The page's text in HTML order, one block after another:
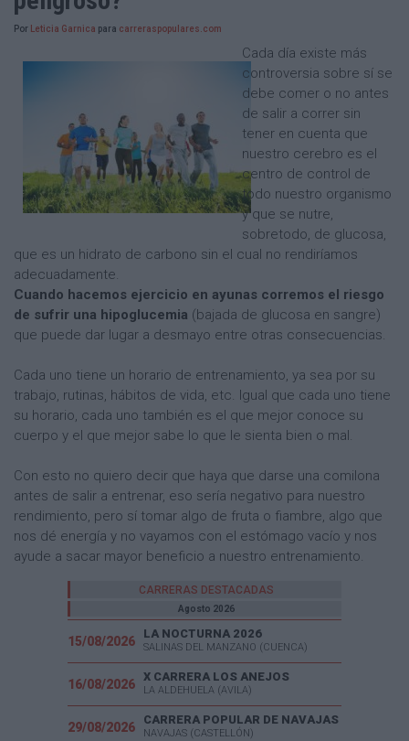
Por Leticia Garnica para carreraspopulares.com
Cada día existe más
controversia sobre sí se
debe comer o no antes
de salir a correr sin
tener en cuenta que
nuestro cerebro es el
centro de control de
todo nuestro organismo
y que se nutre,
sobretodo, de glucosa,
que es un hidrato de carbono sin el cual no rendiríamos
adecuadamente.
Cuando hacemos ejercicio en ayunas corremos el riesgo
de sufrir una hipoglucemia (bajada de glucosa en sangre)
que puede dar lugar a desmayo entre otras consecuencias.
Cada uno tiene un horario de entrenamiento, ya sea por su
trabajo, rutinas, hábitos de vida, etc. Igual que cada uno tiene
su horario, cada uno también es el que mejor conoce su
cuerpo y el que mejor sabe lo que le sienta bien o mal.
Con esto no quiero decir que haya que darse una comilona
antes de salir a entrenar, eso sería negativo para nuestro
rendimiento, pero sí tomar algo de fruta o fiambre, algo que
nos dé energía y no vayamos con el estómago vacío y nos
ayude a sacar mayor beneficio a nuestro entrenamiento.
CARRERAS DESTACADAS
Agosto 2026
15/08/2026
LA NOCTURNA 2026
SALINAS DEL MANZANO (CUENCA)
16/08/2026
X CARRERA LOS ANEJOS
LA ALDEHUELA (AVILA)
29/08/2026
CARRERA POPULAR DE NAVAJAS
NAVAJAS (CASTELLÓN)